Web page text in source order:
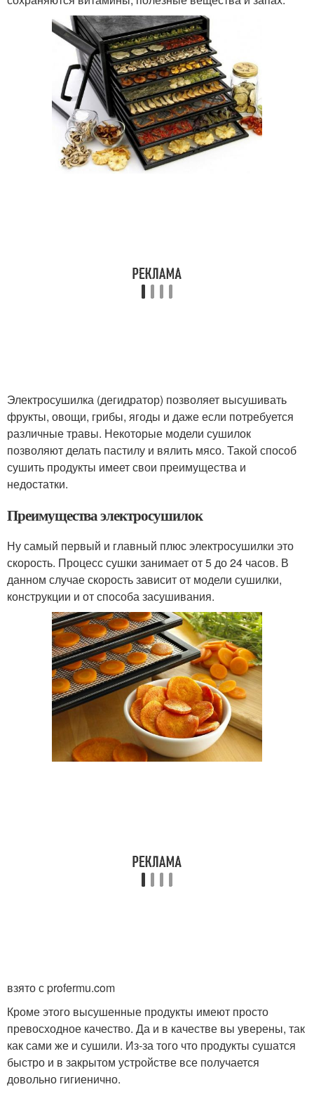
Электросушилка (дегидратор) позволяет высушивать
фрукты, овощи, грибы, ягоды и даже если потребуется
различные травы. Некоторые модели сушилок
позволяют делать пастилу и вялить мясо. Такой способ
сушить продукты имеет свои преимущества и
недостатки.
Преимущества электросушилок
Ну самый первый и главный плюс электросушилки это
скорость. Процесс сушки занимает от 5 до 24 часов. В
данном случае скорость зависит от модели сушилки,
конструкции и от способа засушивания.
взято с profermu.com
Кроме этого высушенные продукты имеют просто
превосходное качество. Да и в качестве вы уверены, так
как сами же и сушили. Из-за того что продукты сушатся
быстро и в закрытом устройстве все получается
довольно гигиенично.